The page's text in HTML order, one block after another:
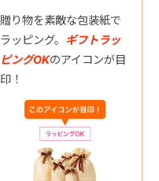
贈り物を素敵な包装紙で
ラッピング。 ギフトラッ
ピングOKのアイコンが目
印！